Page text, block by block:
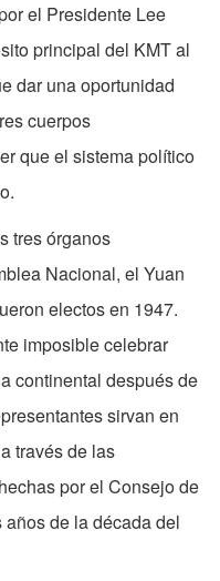
el Presidente Lee
principal del KMT al
dar una oportunidad
cuerpos
que el sistema político
tres órganos
Nacional, el Yuan
electos en 1947.
imposible celebrar
continental después de
sirvan en
través de las
por el Consejo de
de la década del